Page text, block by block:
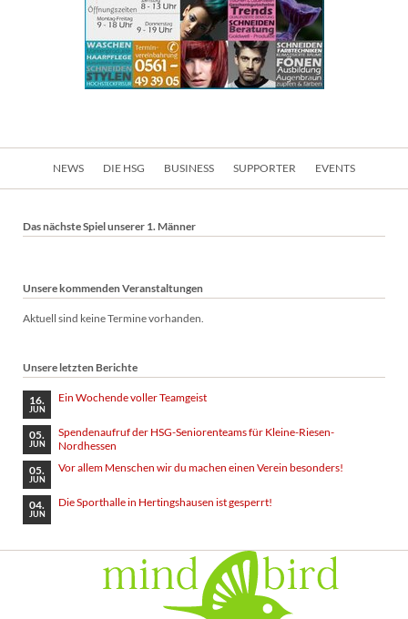
Navigation
NEWS DIE HSG BUSINESS SUPPORTER EVENTS
Das nächste Spiel unserer 1. Männer
Unsere kommenden Veranstaltungen
Aktuell sind keine Termine vorhanden.
Unsere letzten Berichte
16.
JUN
Ein Wochende voller Teamgeist
05.
JUN
Spendenaufruf der HSG-Seniorenteams für Kleine-Riesen-
Nordhessen
05.
JUN
Vor allem Menschen wir du machen einen Verein besonders!
04.
JUN
Die Sporthalle in Hertingshausen ist gesperrt!